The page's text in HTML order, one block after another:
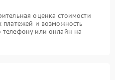
оценка стоимости
платежей и возможность
телефону или онлайн на